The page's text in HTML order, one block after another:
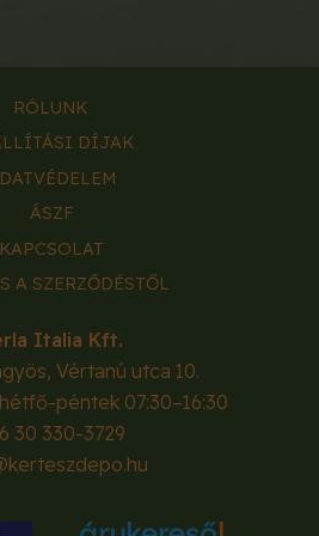
RÓLUNK
DÍJAK
ÁSZF
KAPCSOLAT
A SZERZŐDÉSTŐL
Italia Kft.
, Vértanú utca 10.
péntek 07:30–16:30
30 330-3729